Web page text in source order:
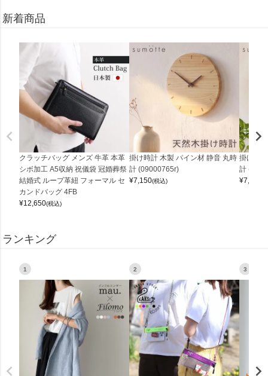
新着商品
クラッチバッグ メンズ 牛革 本革
シボ加工 A5収納 祝儀袋 冠婚葬祭
結婚式 ループ革紐 フォーマル セ
カンドバッグ 4FB
¥12,650(税込)
掛け時計 木製 パイン材 静音 丸時
計 (09000765r)
¥7,150(税込)
掛け時
計
¥7,150
ランキング
1 2 3